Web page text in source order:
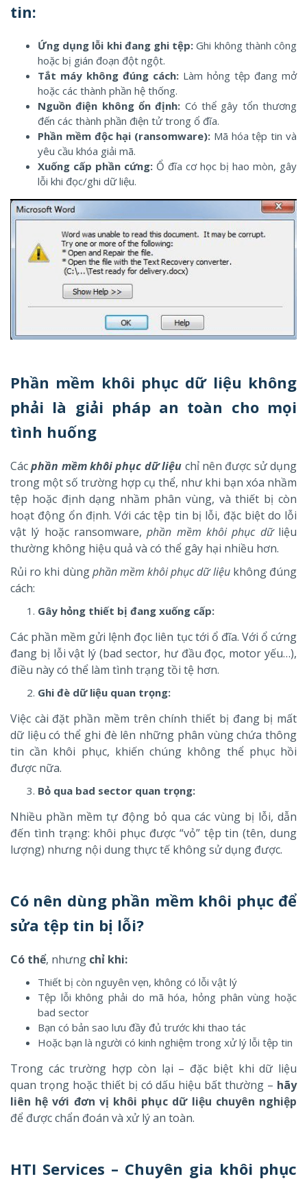
tin:
Ứng dụng lỗi khi đang ghi tệp: Ghi không thành công
hoặc bị gián đoạn đột ngột.
Tắt máy không đúng cách: Làm hỏng tệp đang mở
hoặc các thành phần hệ thống.
Nguồn điện không ổn định: Có thể gây tổn thương
đến các thành phần điện tử trong ổ đĩa.
Phần mềm độc hại (ransomware): Mã hóa tệp tin và
yêu cầu khóa giải mã.
Xuống cấp phần cứng: Ổ đĩa cơ học bị hao mòn, gây
lỗi khi đọc/ghi dữ liệu.
Phần mềm khôi phục dữ liệu không
phải là giải pháp an toàn cho mọi
tình huống
Cácphần mềm khôi phục dữ liệu chỉ nên được sử dụng
trong một số trường hợp cụ thể, như khi bạn xóa nhầm
tệp hoặc định dạng nhầm phân vùng, và thiết bị còn
hoạt động ổn định. Với các tệp tin bị lỗi, đặc biệt do lỗi
vật lý hoặc ransomware,phần mềm khôi phục dữliệu
thường không hiệu quả và có thể gây hại nhiều hơn.
Rủi ro khi dùngphần mềm khôi phục dữ liệukhông đúng
cách:
Gây hỏng thiết bị đang xuống cấp:
Các phần mềm gửi lệnh đọc liên tục tới ổ đĩa. Với ổ cứng
đang bị lỗi vật lý (bad sector, hư đầu đọc, motor yếu…),
điều này có thể làm tình trạng tồi tệ hơn.
Ghi đè dữ liệu quan trọng:
Việc cài đặt phần mềm trên chính thiết bị đang bị mất
dữ liệu có thể ghi đè lên những phân vùng chứa thông
tin cần khôi phục, khiến chúng không thể phục hồi
được nữa.
Bỏ qua bad sector quan trọng:
Nhiều phần mềm tự động bỏ qua các vùng bị lỗi, dẫn
đến tình trạng: khôi phục được “vỏ” tệp tin (tên, dung
lượng) nhưng nội dung thực tế không sử dụng được.
Có nên dùng phần mềm khôi phục để
sửa tệp tin bị lỗi?
Có thể, nhưng chỉ khi:
Thiết bị còn nguyên vẹn, không có lỗi vật lý
Tệp lỗi không phải do mã hóa, hỏng phân vùng hoặc
bad sector
Bạn có bản sao lưu đầy đủ trước khi thao tác
Hoặc bạn là người có kinh nghiệm trong xử lý lỗi tệp tin
Trong các trường hợp còn lại – đặc biệt khi dữ liệu
quan trọng hoặc thiết bị có dấu hiệu bất thường – hãy
liên hệ với đơn vị khôi phục dữ liệu chuyên nghiệp
để được chẩn đoán và xử lý an toàn.
HTI Services – Chuyên gia khôi phục